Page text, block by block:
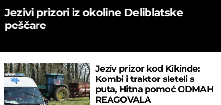
Jezivi prizori iz okoline Deliblatske
peščare
Jeziv prizor kod Kikinde:
Kombi i traktor sleteli s
puta, Hitna pomoć ODMAH
REAGOVALA